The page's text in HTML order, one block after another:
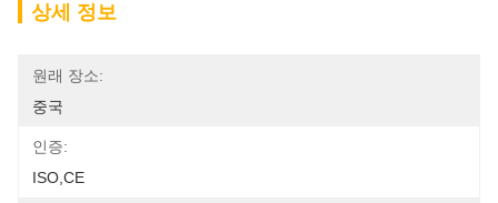
상세 정보
원래 장소:
중국
인증:
ISO,CE